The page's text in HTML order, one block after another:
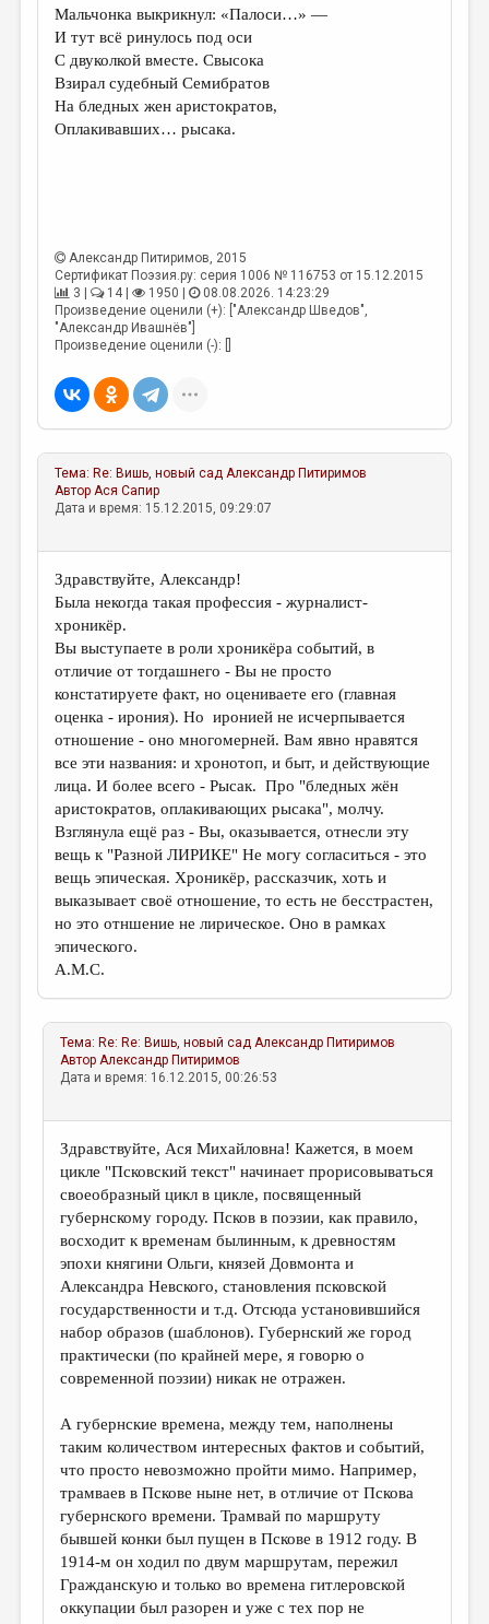
Мальчонка выкрикнул: «Палоси…» —
И тут всё ринулось под оси
С двуколкой вместе. Свысока
Взирал судебный Семибратов
На бледных жен аристократов,
Оплакивавших… рысака.
Александр Питиримов, 2015
Сертификат Поэзия.ру: серия 1006 № 116753 от 15.12.2015
3 |
14 | 1950 |
08.08.2026. 14:23:29
Произведение оценили (+): ["Александр Шведов",
"Александр Ивашнёв"]
Произведение оценили (-): []
Тема: Re: Вишь, новый сад Александр Питиримов
АвторАся Сапир
Дата и время: 15.12.2015, 09:29:07
Здравствуйте, Александр!
Была некогда такая профессия - журналист-
хроникёр.
Вы выступаете в роли хроникёра событий, в
отличие от тогдашнего - Вы не просто
констатируете факт, но оцениваете его (главная
оценка - ирония). Но иронией не исчерпывается
отношение - оно многомерней. Вам явно нравятся
все эти названия: и хронотоп, и быт, и действующие
лица. И более всего - Рысак. Про "бледных жён
аристократов, оплакивающих рысака", молчу.
Взглянула ещё раз - Вы, оказывается, отнесли эту
вещь к "Разной ЛИРИКЕ" Не могу согласиться - это
вещь эпическая. Хроникёр, рассказчик, хоть и
выказывает своё отношение, то есть не бесстрастен,
но это отншение не лирическое. Оно в рамках
эпического.
А.М.С.
Тема: Re: Re: Вишь, новый сад Александр Питиримов
АвторАлександр Питиримов
Дата и время: 16.12.2015, 00:26:53
Здравствуйте, Ася Михайловна! Кажется, в моем
цикле "Псковский текст" начинает прорисовываться
своеобразный цикл в цикле, посвященный
губернскому городу. Псков в поэзии, как правило,
восходит к временам былинным, к древностям
эпохи княгини Ольги, князей Довмонта и
Александра Невского, становления псковской
государственности и т.д. Отсюда установившийся
набор образов (шаблонов). Губернский же город
практически (по крайней мере, я говорю о
современной поэзии) никак не отражен.
А губернские времена, между тем, наполнены
таким количеством интересных фактов и событий,
что просто невозможно пройти мимо. Например,
трамваев в Пскове ныне нет, в отличие от Пскова
губернского времени. Трамвай по маршруту
бывшей конки был пущен в Пскове в 1912 году. В
1914-м он ходил по двум маршрутам, пережил
Гражданскую и только во времена гитлеровской
оккупации был разорен и уже с тех пор не